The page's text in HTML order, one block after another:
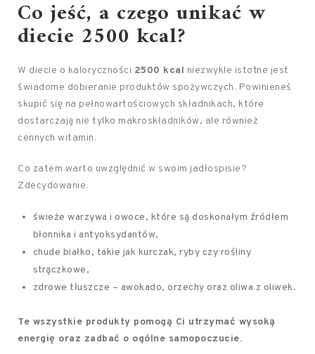
Co jeść, a czego unikać w
diecie 2500 kcal?
W diecie o kaloryczności 2500 kcal niezwykle istotne jest
świadome dobieranie produktów spożywczych. Powinieneś
skupić się na pełnowartościowych składnikach, które
dostarczają nie tylko makroskładników, ale również
cennych witamin.
Co zatem warto uwzględnić w swoim jadłospisie?
Zdecydowanie:
świeże warzywa i owoce, które są doskonałym źródłem
błonnika i antyoksydantów,
chude białko, takie jak kurczak, ryby czy rośliny
strączkowe,
zdrowe tłuszcze – awokado, orzechy oraz oliwa z oliwek.
Te wszystkie produkty pomogą Ci utrzymać wysoką
energię oraz zadbać o ogólne samopoczucie.